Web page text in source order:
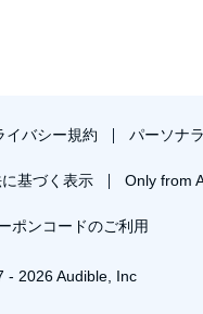
イバシー規約 パーソナ
基づく表示 Only from
ポンコードのご利用
- 2026 Audible, Inc